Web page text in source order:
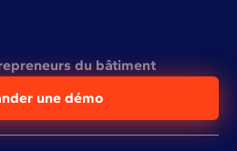
du bâtiment
une démo